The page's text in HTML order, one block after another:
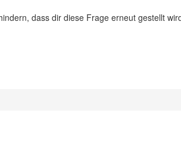
dass dir diese Frage erneut gestellt